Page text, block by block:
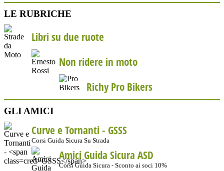
LE RUBRICHE
Libri su due ruote
Non ridere in moto
Richy Pro Bikers
GLI AMICI
Curve e Tornanti - GSSS
Corsi Guida Sicura Su Strada
Amici Guida Sicura ASD
Corsi Guida Sicura - Sconto ai soci 10%